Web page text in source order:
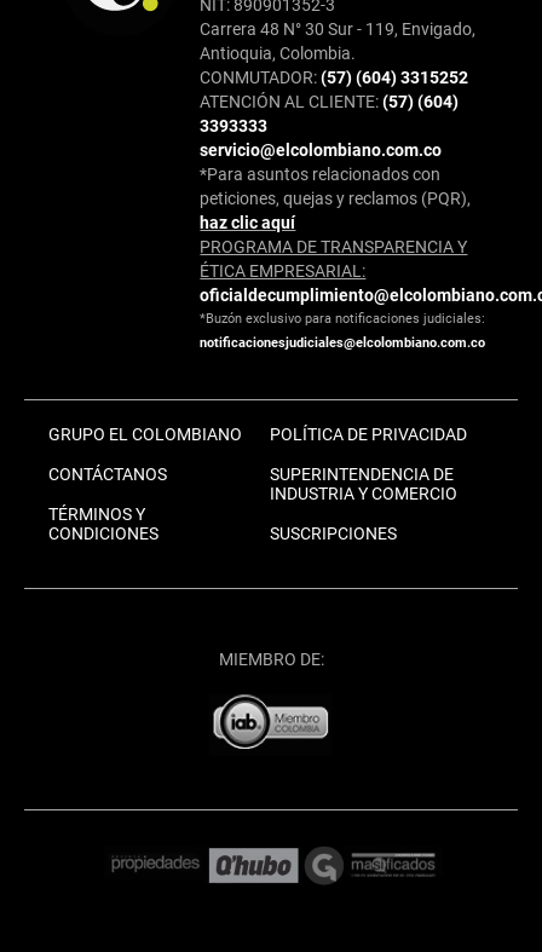
NIT: 890901352-3
Carrera 48 N° 30 Sur - 119, Envigado,
Antioquia, Colombia.
CONMUTADOR:(57) (604) 3315252
ATENCIÓN AL CLIENTE:(57) (604)
3393333
servicio@elcolombiano.com.co
*Para asuntos relacionados con
peticiones, quejas y reclamos (PQR),
haz clic aquí
PROGRAMA DE TRANSPARENCIA Y
ÉTICA EMPRESARIAL:
*Buzón exclusivo para notificaciones judiciales:
notificacionesjudiciales@elcolombiano.com.co
GRUPO EL COLOMBIANO
CONTÁCTANOS
TÉRMINOS Y
CONDICIONES
POLÍTICA DE PRIVACIDAD
SUPERINTENDENCIA DE
INDUSTRIA Y COMERCIO
SUSCRIPCIONES
MIEMBRO DE: